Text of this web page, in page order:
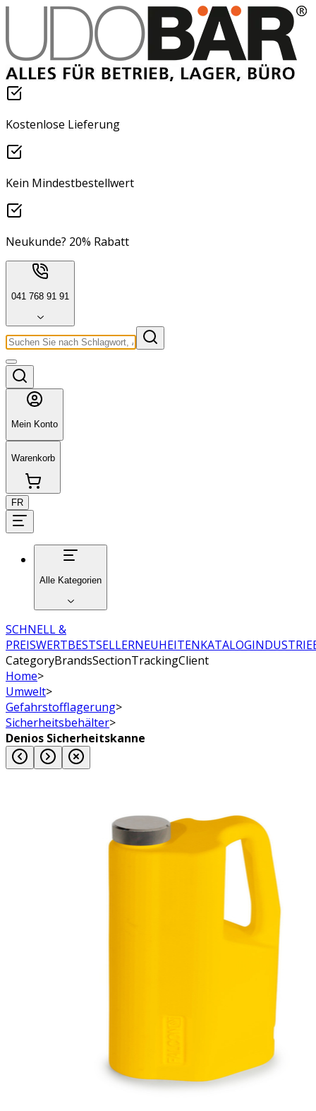
Kostenlose Lieferung
Kein Mindestbestellwert
Neukunde? 20% Rabatt
041 768 91 91
Mein Konto
Warenkorb
FR
Alle Kategorien
SCHNELL &
PREISWERTBESTSELLERNEUHEITENKATALOG
CategoryBrandsSectionTrackingClient
Home>
Umwelt>
Gefahrstofflagerung>
Sicherheitsbehälter>
Denios Sicherheitskanne